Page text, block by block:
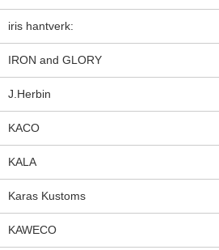
iris hantverk:
IRON and GLORY
J.Herbin
KACO
KALA
Karas Kustoms
KAWECO